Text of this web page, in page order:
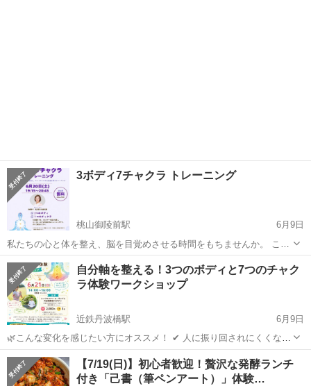
3ボディ7チャクラ トレーニング
桃山御陵前駅
6月9日
私たちの心と体を整え、脳を目覚めさせる時間をもちませんか。 この
トレーニングは、3つのボディと7つのチャクラを目覚めさせ、エネル
ギーの流れを感じ、コントロールする方法を学ぶトレーニングです。
ぜひ！スタジオでご参加くださ...
京都 京都市 桃山御陵前駅 ワークショップ
自分軸を整える！3つのボディと7つのチャク
ラ体験ワークショップ
近鉄丹波橋駅
6月9日
🌿こんな変化を感じたい方にオススメ！ ✔ 人に振り回されにくくなる
✔ 自分の気持ちがわかるようになる ✔ 心と体がスーッと軽くなる ✔
私はこれでいい！と感じられる これは気（エネルギー）の流れと 関係
しているかもしれま...
京都 京都市 近鉄丹波橋駅 ワークショップ 会場
【7/19(日)】初心者歓迎！贅沢な発酵ランチ
付き「己書（筆ペンアート）」体験…